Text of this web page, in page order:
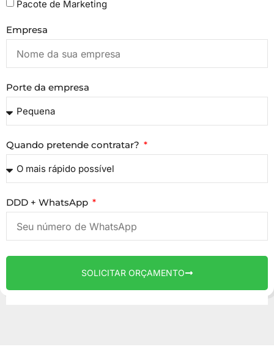
Pacote de Marketing
Empresa
Porte da empresa
Quando pretende contratar?
DDD + WhatsApp
SOLICITAR ORÇAMENTO